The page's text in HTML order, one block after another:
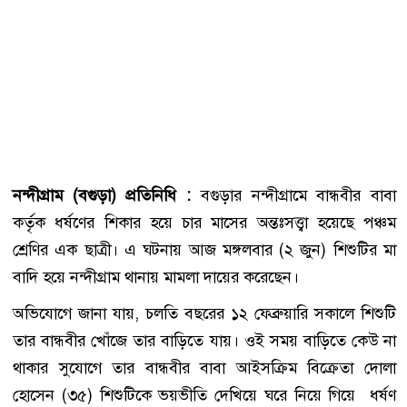
নন্দীগ্রাম (বগুড়া) প্রতিনিধি : বগুড়ার নন্দীগ্রামে বান্ধবীর বাবা
কর্তৃক ধর্ষণের শিকার হয়ে চার মাসের অন্তঃসত্ত্বা হয়েছে পঞ্চম
শ্রেণির এক ছাত্রী। এ ঘটনায় আজ মঙ্গলবার (২ জুন) শিশুটির মা
বাদি হয়ে নন্দীগ্রাম থানায় মামলা দায়ের করেছেন।
অভিযোগে জানা যায়, চলতি বছরের ১২ ফেব্রুয়ারি সকালে শিশুটি
তার বান্ধবীর খোঁজে তার বাড়িতে যায়। ওই সময় বাড়িতে কেউ না
থাকার সুযোগে তার বান্ধবীর বাবা আইসক্রিম বিক্রেতা দোলা
হোসেন (৩৫) শিশুটিকে ভয়ভীতি দেখিয়ে ঘরে নিয়ে গিয়ে ধর্ষণ